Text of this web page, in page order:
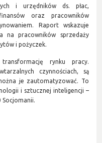
i urzędników ds. płac,
oraz pracowników
Raport wskazuje
na pracowników sprzedaży
i pożyczek.
transformację rynku pracy.
czynnościach, są
je zautomatyzować. To
i sztucznej inteligencji –
Socjomanii.